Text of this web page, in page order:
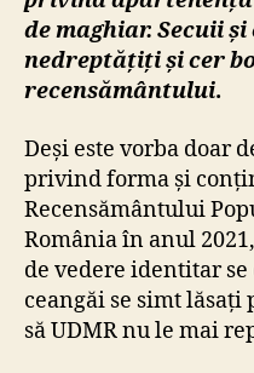
de maghiar. Secuii
nedreptățiți și cer
recensământului.
Deși este vorba doar
privind forma și
Recensământului
România în anul
de vedere identitar
ceangăi se simt
să UDMR nu le mai